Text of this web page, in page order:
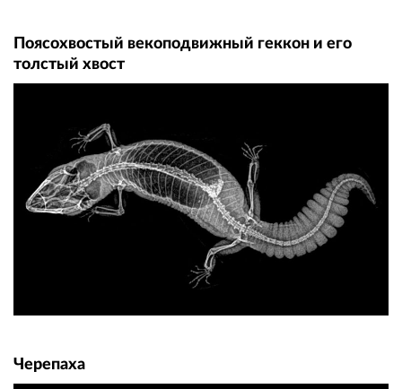
Поясохвостый векоподвижный геккон и его
толстый хвост
Черепаха